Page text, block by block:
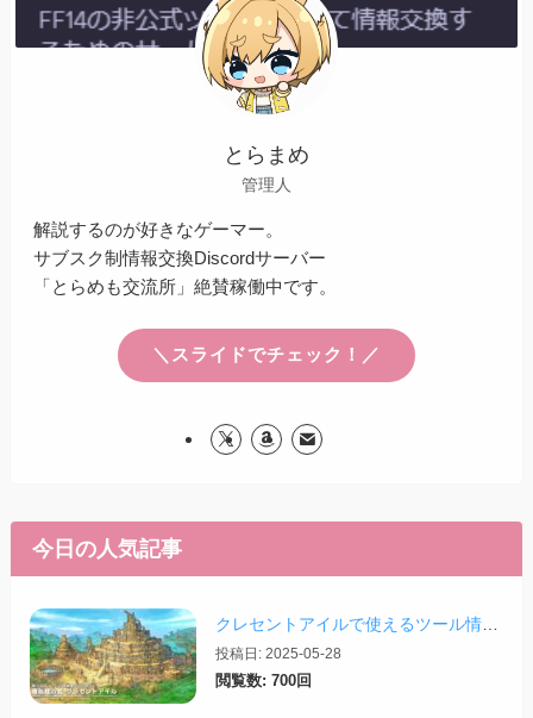
とらまめ
管理人
解説するのが好きなゲーマー。
サブスク制情報交換Discordサーバー
「とらめも交流所」絶賛稼働中です。
＼スライドでチェック！／
今日の人気記事
投稿日: 2025-05-28
閲覧数: 700回